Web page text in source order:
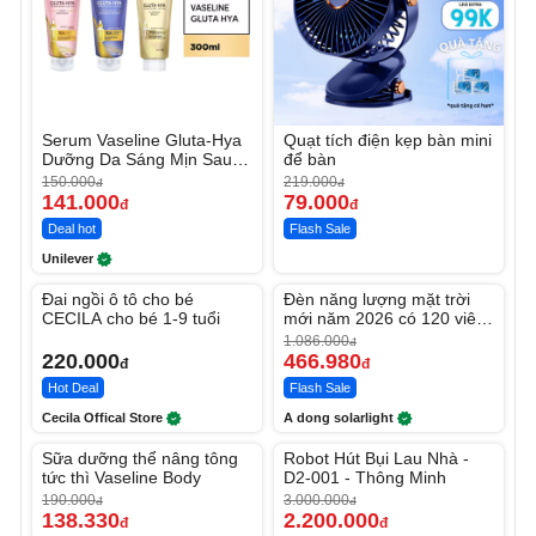
Serum Vaseline Gluta-Hya
Dưỡng Da Sáng Mịn Sau 7
Ngày
150.000đ
141.000đ
Deal hot
Unilever
Quạt tích điện kẹp bàn mini
để bàn
219.000đ
79.000đ
Flash Sale
Đai ngồi ô tô cho bé
CECILA cho bé 1-9 tuổi
220.000đ
Hot Deal
Cecila Offical Store
-56%
Đèn năng lượng mặt trời
mới năm 2026 có 120 viên
LED lớn
1.086.000đ
466.980đ
Flash Sale
A dong solarlight
-27%
Sữa dưỡng thể nâng tông
tức thì Vaseline Body
190.000đ
138.330đ
-26%
Robot Hút Bụi Lau Nhà -
D2-001 - Thông Minh
3.000.000đ
2.200.000đ